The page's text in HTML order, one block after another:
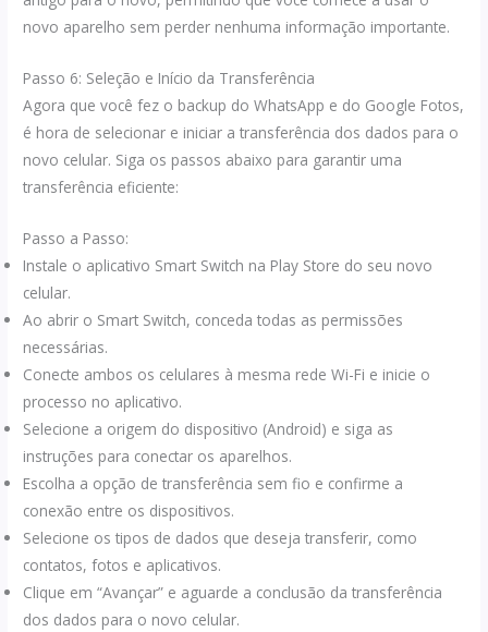
novo aparelho sem perder nenhuma informação importante.
Passo 6: Seleção e Início da Transferência
Agora que você fez o backup do WhatsApp e do Google Fotos,
é hora de selecionar e iniciar a transferência dos dados para o
novo celular. Siga os passos abaixo para garantir uma
transferência eficiente:
Passo a Passo:
Instale o aplicativo Smart Switch na Play Store do seu novo
celular.
Ao abrir o Smart Switch, conceda todas as permissões
necessárias.
Conecte ambos os celulares à mesma rede Wi-Fi e inicie o
processo no aplicativo.
Selecione a origem do dispositivo (Android) e siga as
instruções para conectar os aparelhos.
Escolha a opção de transferência sem fio e confirme a
conexão entre os dispositivos.
Selecione os tipos de dados que deseja transferir, como
contatos, fotos e aplicativos.
Clique em “Avançar” e aguarde a conclusão da transferência
dos dados para o novo celular.